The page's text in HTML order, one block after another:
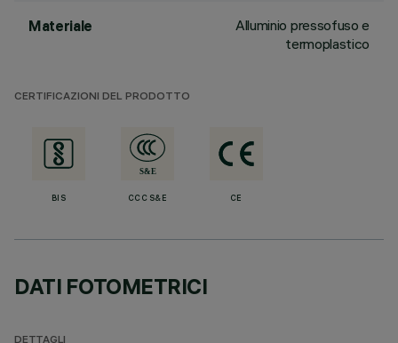
Materiale
Alluminio pressofuso e
termoplastico
CERTIFICAZIONI DEL PRODOTTO
BIS CCC S&E CE
DATI FOTOMETRICI